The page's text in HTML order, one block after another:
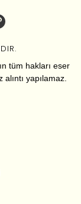
tüm hakları eser
yapılamaz.